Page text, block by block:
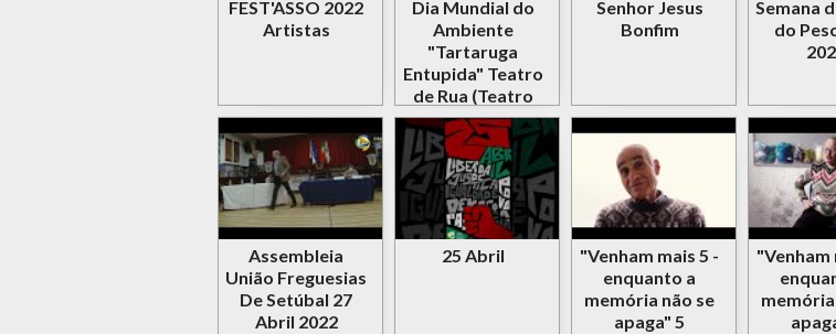
FEST'ASSO 2022
Artistas
Dia Mundial do
Ambiente
"Tartaruga
Entupida" Teatro
de Rua (Teatro
Toma)
Senhor Jesus
Bonfim
Semana
do
Assembleia
União Freguesias
De Setúbal 27
Abril 2022
25 Abril
"Venham mais 5 -
enquanto a
memória não se
apaga" 5
"Venham